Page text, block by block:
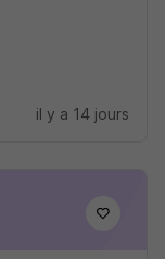
il y a 14 jours